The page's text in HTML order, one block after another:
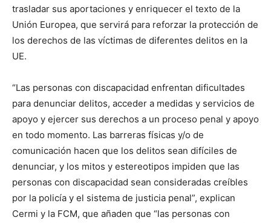
trasladar sus aportaciones y enriquecer el texto de la
Unión Europea, que servirá para reforzar la protección de
los derechos de las víctimas de diferentes delitos en la
UE.
“Las personas con discapacidad enfrentan dificultades
para denunciar delitos, acceder a medidas y servicios de
apoyo y ejercer sus derechos a un proceso penal y apoyo
en todo momento. Las barreras físicas y/o de
comunicación hacen que los delitos sean difíciles de
denunciar, y los mitos y estereotipos impiden que las
personas con discapacidad sean consideradas creíbles
por la policía y el sistema de justicia penal”, explican
Cermi y la FCM, que añaden que “las personas con